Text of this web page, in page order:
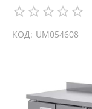
КОД: UM054608